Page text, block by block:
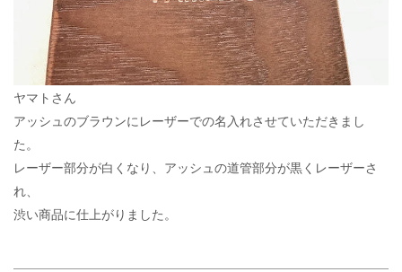
ヤマトさん
アッシュのブラウンにレーザーでの名入れさせていただきまし
た。
レーザー部分が白くなり、アッシュの道管部分が黒くレーザーさ
れ、
渋い商品に仕上がりました。